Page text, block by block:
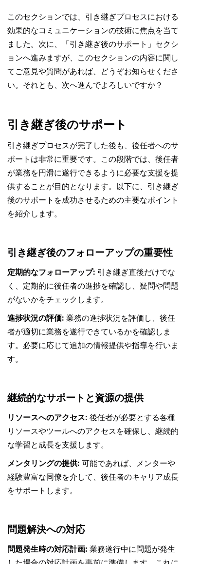
このセクションでは、引き継ぎプロセスにおける
効果的なコミュニケーションの技術に焦点を当て
ました。次に、「引き継ぎ後のサポート」セクシ
ョンへ進みますが、このセクションの内容に関し
てご意見や質問があれば、どうぞお知らせくださ
い。それとも、次へ進んでよろしいですか？
引き継ぎ後のサポート
引き継ぎプロセスが完了した後も、後任者へのサ
ポートは非常に重要です。この段階では、後任者
が業務を円滑に遂行できるように必要な支援を提
供することが目的となります。以下に、引き継ぎ
後のサポートを成功させるための主要なポイント
を紹介します。
引き継ぎ後のフォローアップの重要性
定期的なフォローアップ: 引き継ぎ直後だけでな
く、定期的に後任者の進捗を確認し、疑問や問題
がないかをチェックします。
進捗状況の評価: 業務の進捗状況を評価し、後任
者が適切に業務を遂行できているかを確認しま
す。必要に応じて追加の情報提供や指導を行いま
す。
継続的なサポートと資源の提供
リソースへのアクセス: 後任者が必要とする各種
リソースやツールへのアクセスを確保し、継続的
な学習と成長を支援します。
メンタリングの提供: 可能であれば、メンターや
経験豊富な同僚を介して、後任者のキャリア成長
をサポートします。
問題解決への対応
問題発生時の対応計画: 業務遂行中に問題が発生